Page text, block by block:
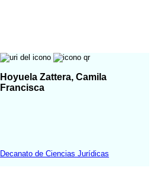
Hoyuela Zattera, Camila
Francisca
Decanato de Ciencias Jurídicas